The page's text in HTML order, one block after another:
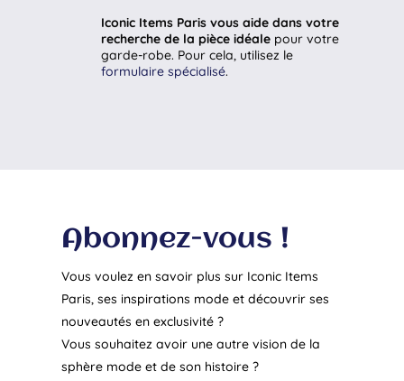
Iconic Items Paris vous aide dans votre
recherche de la pièce idéalepour votre
garde-robe. Pour cela, utilisez le
formulaire spécialisé.
Abonnez-vous !
Vous voulez en savoir plus sur Iconic Items
Paris, ses inspirations mode et découvrir ses
nouveautés en exclusivité ?
Vous souhaitez avoir une autre vision de la
sphère mode et de son histoire ?